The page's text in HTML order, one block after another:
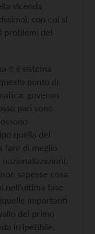
vicenda
con cui si
problemi del
è il sistema
punto di
governo
pari sono
quella del
fare di meglio
sapesse cosa
nell’ultima fase
importanti
del primo
irripetibile,